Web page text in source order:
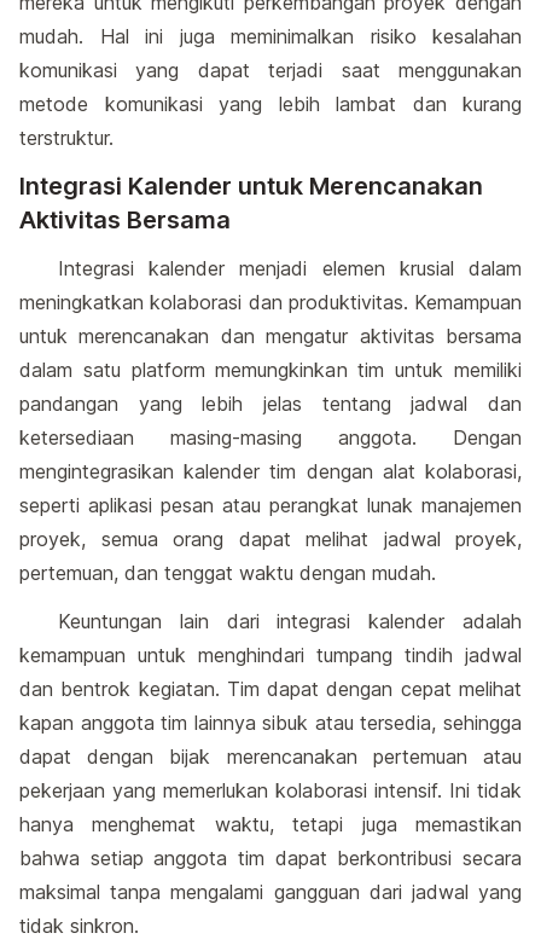
mudah. Hal ini juga meminimalkan risiko kesalahan
komunikasi yang dapat terjadi saat menggunakan
metode komunikasi yang lebih lambat dan kurang
terstruktur.
Integrasi Kalender untuk Merencanakan
Aktivitas Bersama
Integrasi kalender menjadi elemen krusial dalam
meningkatkan kolaborasi dan produktivitas. Kemampuan
untuk merencanakan dan mengatur aktivitas bersama
dalam satu platform memungkinkan tim untuk memiliki
pandangan yang lebih jelas tentang jadwal dan
ketersediaan masing-masing anggota. Dengan
mengintegrasikan kalender tim dengan alat kolaborasi,
seperti aplikasi pesan atau perangkat lunak manajemen
proyek, semua orang dapat melihat jadwal proyek,
pertemuan, dan tenggat waktu dengan mudah.
Keuntungan lain dari integrasi kalender adalah
kemampuan untuk menghindari tumpang tindih jadwal
dan bentrok kegiatan. Tim dapat dengan cepat melihat
kapan anggota tim lainnya sibuk atau tersedia, sehingga
dapat dengan bijak merencanakan pertemuan atau
pekerjaan yang memerlukan kolaborasi intensif. Ini tidak
hanya menghemat waktu, tetapi juga memastikan
bahwa setiap anggota tim dapat berkontribusi secara
maksimal tanpa mengalami gangguan dari jadwal yang
tidak sinkron.